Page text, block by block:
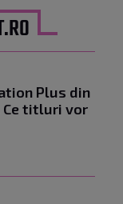
Plus din
Ce titluri vor